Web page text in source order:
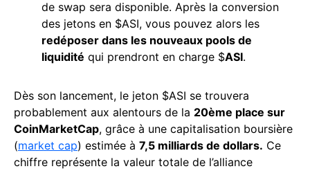
de swap sera disponible. Après la conversion
des jetons en $ASI, vous pouvez alors les
redéposer dans les nouveaux pools de
liquidité qui prendront en charge $ASI.
Dès son lancement, le jeton $ASI se trouvera
probablement aux alentours de la 20ème place sur
CoinMarketCap, grâce à une capitalisation boursière
(market cap) estimée à 7,5 milliards de dollars. Ce
chiffre représente la valeur totale de l’alliance